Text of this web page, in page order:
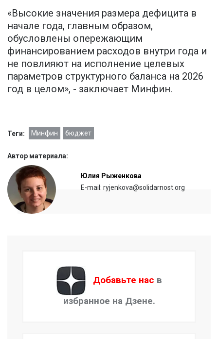
«Высокие значения размера дефицита в
начале года, главным образом,
обусловлены опережающим
финансированием расходов внутри года и
не повлияют на исполнение целевых
параметров структурного баланса на 2026
год в целом», - заключает Минфин.
Теги: Минфин бюджет
Автор материала:
Юлия Рыженкова
E-mail: ryjenkova@solidarnost.org
Добавьте нас в
избранное на Дзене.